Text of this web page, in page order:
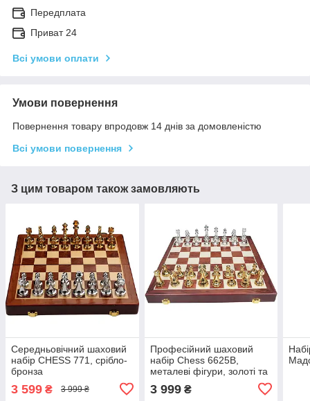
Передплата
Приват 24
Всі умови оплати
Умови повернення
Повернення товару впродовж 14 днів за домовленістю
Всі умови повернення
З цим товаром також замовляють
Середньовічний шаховий
набір CHESS 771, срібло-
бронза
3 599 ₴ 3 999 ₴
Професійний шаховий
набір Chess 6625B,
металеві фігури, золоті та
3 999₴